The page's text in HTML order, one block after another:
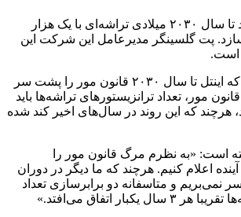
اینتل ظاهرا قصد دارد تا سال ۲۰۳۰ میلادی تراشه‌ای با یک هزار
بسازد. پت گلسینگر مدیرعامل این شرکت این
است.
گلسینگر گفته است که اینتل تا سال ۲۰۳۰ قانون مور را پشت سر
مور، تعداد ترانزیستورهای تراشه‌ها باید
هرچند که این روند در سال‌های اخیر کند شده
است: «به نظرم مرگ قانون مور را
اعلام کنیم. هرچند که ما دیگر در دوران
نمی‌بریم و متاسفانه دو برابرسازی تعداد
اتفاق می‌افتد.»